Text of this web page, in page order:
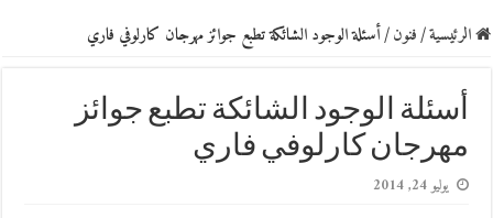
الرئيسية/فنون/أسئلة الوجود الشائكة تطبع جوائز مهرجان كارلوفي فاري
أسئلة الوجود الشائكة تطبع جوائز
مهرجان كارلوفي فاري
يوليو 24, 2014